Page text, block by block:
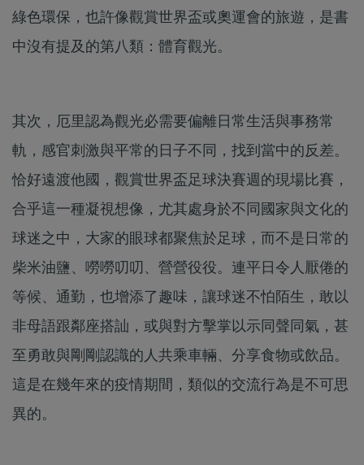
綠色環保，也許像觀賞世界盃或奧運會的旅遊，是書
中沒有提及的第八類：體育觀光。
其次，厄里認為觀光必需要偏離日常生活與事務常
軌，感官刺激與平常的日子不同，找到當中的反差。
恰好遠渡他國，觀賞世界盃足球決賽週的現場比賽，
合乎這一種凝視想像，尤其處身於不同國家與文化的
球迷之中，大家的眼球都聚焦於足球，而不是日常的
柴米油鹽、嘮嘮叨叨、營營役役。連平日令人厭倦的
等候、通勤，也增添了趣味，讓球迷不怕陌生，敢以
非母語跟鄰座搭訕，或與對方擊掌以示同聲同氣，甚
至勇敢與剛剛認識的人共乘車輛、分享食物或飲品。
這是在幾年來的疫情期間，類似的交流行為是不可思
異的。